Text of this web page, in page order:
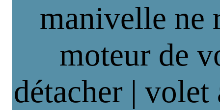
manivelle ne
moteur de
détacher | volet